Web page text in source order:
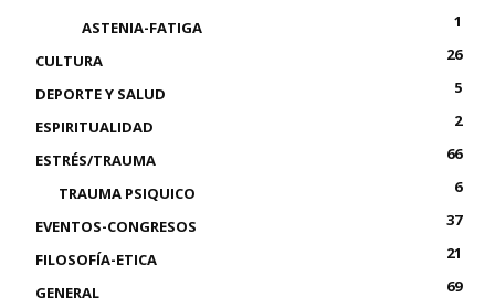
ASTENIA-FATIGA
1
CULTURA
26
DEPORTE Y SALUD
5
ESPIRITUALIDAD
2
ESTRÉS/TRAUMA
66
TRAUMA PSIQUICO
6
EVENTOS-CONGRESOS
37
FILOSOFÍA-ETICA
21
GENERAL
69